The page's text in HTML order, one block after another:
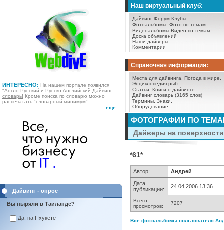
ИНТЕРЕСНО: На нашем портале появился
"Англо-Русский и Русско-Английский Дайвинг
словарь! Кроме поиска по словарю можно
распечатать "словарный минимум".
еще ...
Наш виртуальный клуб:
Дайвинг Форум Клубы
Фотоальбомы. Фото по темам.
Видеоальбомы Видео по темам.
Доска объявлений
Наши дайверы
Комментарии
Справочная информация:
Места для дайвинга.
Погода в мире.
Энциклопедия рыб
Статьи.
Книги о дайвинге.
Дайвинг словарь (3165 слов)
Термины. Знаки.
Оборудование
Дайвинг - опрос
Вы ныряли в Таиланде?
Да, на Пхукете
ФОТОГРАФИИ ПО
Дайверы на
*61*
Автор:
Андрей
Дата
публикации:
24.04.2006 13:36
Всего
просмотров:
7207
Все фотоальбомы пользователя